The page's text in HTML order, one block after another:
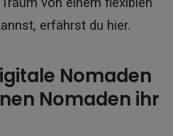
erfährst du hier.
Nomaden
Nomaden ihr